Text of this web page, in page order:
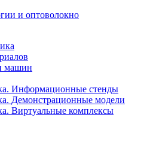
и оптоволокно
машин
Информационные стенды
Демонстрационные модели
Виртуальные комплексы